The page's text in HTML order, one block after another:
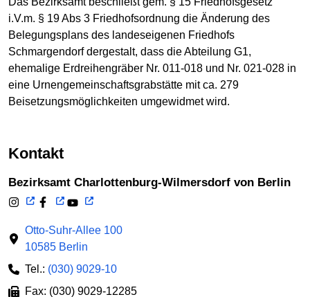
i.V.m. § 19 Abs 3 Friedhofsordnung die Änderung des
Belegungsplans des landeseigenen Friedhofs
Schmargendorf dergestalt, dass die Abteilung G1,
ehemalige Erdreihengräber Nr. 011-018 und Nr. 021-028 in
eine Urnengemeinschaftsgrabstätte mit ca. 279
Beisetzungsmöglichkeiten umgewidmet wird.
Kontakt
Bezirksamt Charlottenburg-Wilmersdorf von Berlin
Otto-Suhr-Allee 100
10585 Berlin
Tel.: (030) 9029-10
Fax: (030) 9029-12285